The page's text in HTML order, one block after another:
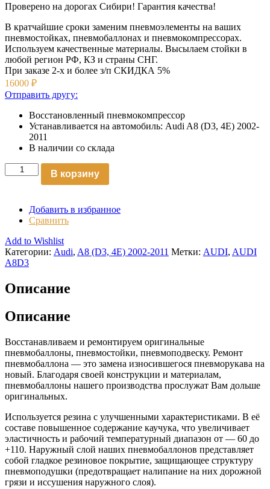
Проверено на дорогах Сибири! Гарантия качества!
В кратчайшие сроки заменим пневмоэлементы на ваших
пневмостойках, пневмобаллонах и пневмокомпрессорах.
Используем качественные материалы. Высылаем стойки в
любой регион РФ, КЗ и страны СНГ.
При заказе 2-х и более з/п СКИДКА 5%
16000 ₽
Отправить другу:
Восстановленный пневмокомпрессор
Устанавливается на автомобиль: Audi A8 (D3, 4E) 2002-
2011
В наличии со склада
В корзину
Добавить в избранное
Сравнить
Add to Wishlist
Категории: Audi, A8 (D3, 4E) 2002-2011 Метки: AUDI, AUDI
A8D3
Описание
Описание
Восстанавливаем и ремонтируем оригинальные
пневмобаллоны, пневмостойки, пневмоподвеску. Ремонт
пневмобаллона — это замена износившегося пневморукава на
новый. Благодаря своей конструкции и материалам,
пневмобаллоны нашего производства прослужат Вам дольше
оригинальных.
Используется резина с улучшенными характеристиками. В её
составе повышенное содержание каучука, что увеличивает
эластичность и рабочий температурный диапазон от — 60 до
+110. Наружный слой наших пневмобаллонов представляет
собой гладкое резиновое покрытие, защищающее структуру
пневмоподушки (предотвращает налипание на них дорожной
грязи и иссушения наружного слоя).